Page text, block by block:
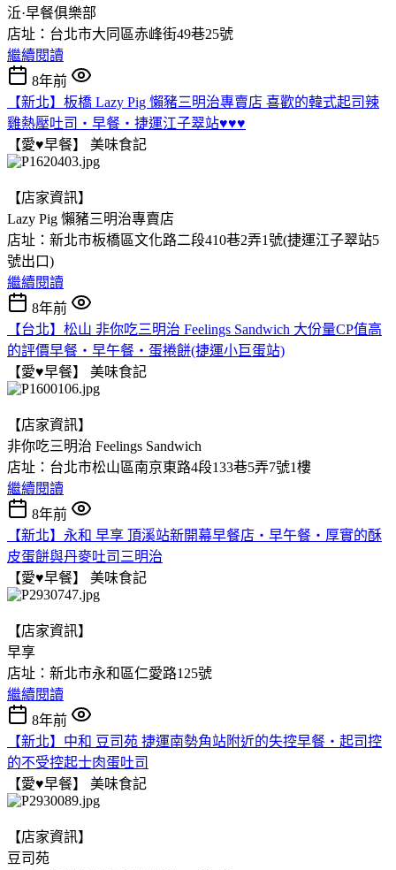
㳋·早餐俱樂部
店址：台北市大同區赤峰街49巷25號
繼續閱讀
8年前
【新北】板橋 Lazy Pig 懶豬三明治專賣店 喜歡的韓式起司辣
雞熱壓吐司‧早餐‧捷運江子翠站♥♥♥
【愛♥早餐】 美味食記
【店家資訊】
Lazy Pig 懶豬三明治專賣店
店址：新北市板橋區文化路二段410巷2弄1號(捷運江子翠站5
號出口)
繼續閱讀
8年前
【台北】松山 非你吃三明治 Feelings Sandwich 大份量CP值高
的評價早餐‧早午餐‧蛋捲餅(捷運小巨蛋站)
【愛♥早餐】 美味食記
【店家資訊】
非你吃三明治 Feelings Sandwich
店址：台北市松山區南京東路4段133巷5弄7號1樓
繼續閱讀
8年前
【新北】永和 早享 頂溪站新開幕早餐店‧早午餐‧厚實的酥
皮蛋餅與丹麥吐司三明治
【愛♥早餐】 美味食記
【店家資訊】
早享
店址：新北市永和區仁愛路125號
繼續閱讀
8年前
【新北】中和 豆司苑 捷運南勢角站附近的失控早餐‧起司控
的不受控起士肉蛋吐司
【愛♥早餐】 美味食記
【店家資訊】
豆司苑